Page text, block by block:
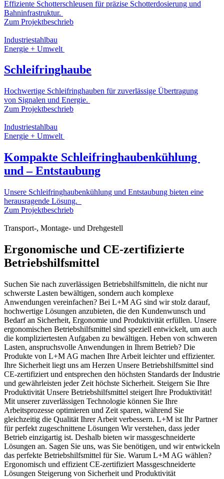
Effiziente Schotterschleusen für präzise Schotterdosierung und
Bahninfrastruktur.
Zum Projektbeschrieb
Industriestahlbau
Energie + Umwelt
Schleifringhaube
Hochwertige Schleifringhauben für zuverlässige Übertragung
von Signalen und Energie.
Zum Projektbeschrieb
Industriestahlbau
Energie + Umwelt
Kompakte Schleifringhaubenkühlung
und – Entstaubung
Unsere Schleifringhaubenkühlung und Entstaubung bieten eine
herausragende Lösung.
Zum Projektbeschrieb
Transport-, Montage- und Drehgestell
Ergonomische und CE-zertifizierte
Betriebshilfsmittel
Suchen Sie nach zuverlässigen Betriebshilfsmitteln, die nicht nur
schwerste Lasten bewältigen, sondern auch komplexe
Anwendungen vereinfachen? Bei L+M AG sind wir stolz darauf,
hochwertige Lösungen anzubieten, die den Kundenwunsch und
Bedarf an Sicherheit, Ergonomie und Produktivität erfüllen. Unsere
ergonomischen Betriebshilfsmittel sind speziell entwickelt, um auch
die kompliziertesten Aufgaben zu bewältigen. Heben von schweren
Lasten, anspruchsvolle Anwendungen in Ihrem Betrieb? Die
Produkte von L+M AG machen Ihre Arbeit leichter und effizienter.
Ihre Sicherheit liegt uns am Herzen Unsere Betriebshilfsmittel sind
CE-zertifiziert und entsprechen den höchsten Standards der Industrie
und gewährleisten jeder Zeit höchste Sicherheit. Steigern Sie Ihre
Produktivität Unsere Betriebshilfsmittel steigert Ihre Produktivität!
Mit unserer zuverlässigen Technologie können Sie Ihre
Arbeitsprozesse optimieren und Zeit sparen, während Sie
gleichzeitig die Qualität Ihrer Arbeit verbessern. L+M ist Ihr Partner
für perfekt zugeschnittene Lösungen Wir verstehen, dass jeder
Betrieb einzigartig ist. Deshalb bieten wir massgeschneiderte
Lösungen an. Sagen Sie uns, was Sie benötigen, und wir entwickeln
das perfekte Betriebshilfsmittel für Sie. Warum L+M AG wählen?
Ergonomisch und effizient CE-zertifiziert Massgeschneiderte
Lösungen Steigerung von Sicherheit und Produktivität